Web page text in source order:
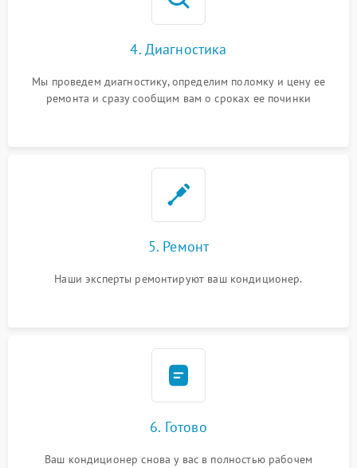
4. Диагностика
Мы проведем диагностику, определим поломку и цену ее
ремонта и сразу сообщим вам о сроках ее починки
5. Ремонт
Наши эксперты ремонтируют ваш кондиционер.
6. Готово
Ваш кондиционер снова у вас в полностью рабочем